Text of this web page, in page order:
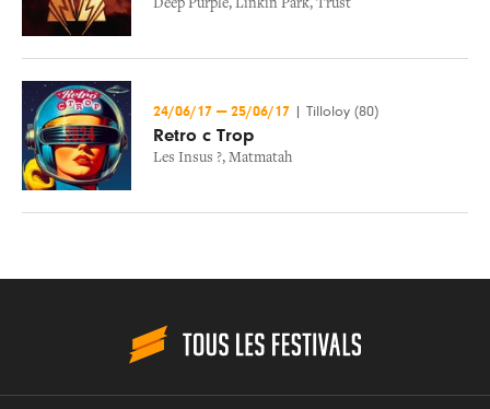
Deep Purple, Linkin Park, Trust
24/06/17 — 25/06/17 Tilloloy (80)
Retro c Trop
Les Insus ?, Matmatah